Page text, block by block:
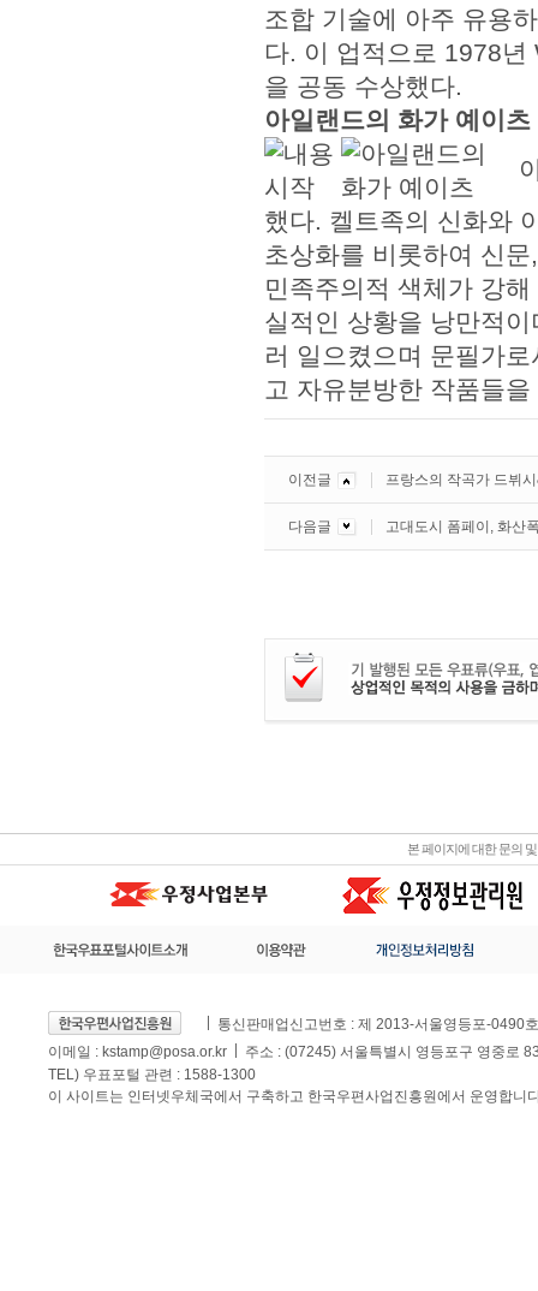
조합 기술에 아주 유용
다. 이 업적으로 1978년
을 공동 수상했다.
아일랜드의 화가 예이츠
했다. 켈트족의 신화와
초상화를 비롯하여 신
민족주의적 색체가 강
실적인 상황을 낭만적
러 일으켰으며 문필가
고 자유분방한 작품들
이전글 프랑스의 작곡가 드뷔
다음글 고대도시 폼페이, 화산
본 페이지에 대한 문의
통신판매업신고번호 : 제 2013-서울영등포-0490호
이메일 : kstamp@posa.or.kr
주소 : (07245) 서울특별시 영등포구 영중로
TEL) 우표포털 관련 : 1588-1300
이 사이트는 인터넷우체국에서 구축하고 한국우편사업진흥원에서 운영합니